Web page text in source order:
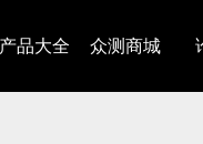
产品大全 众测商城